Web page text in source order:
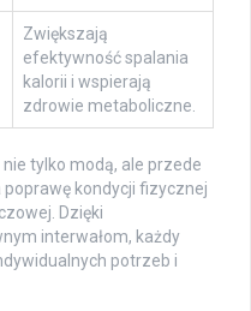
Zwiększają
efektywność spalania
kalorii i wspierają
zdrowie metaboliczne.
tylko modą, ale przede
kondycji fizycznej
Dzięki
interwałom, każdy
potrzeb i